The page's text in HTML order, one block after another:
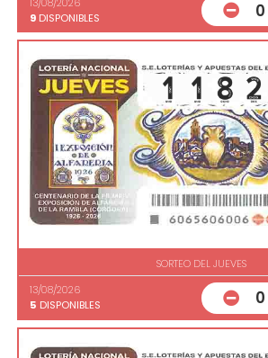
9 DISPONIBLES 0
SORTEO DEL JUEVES
13/08/2026
5 DISPONIBLES 0